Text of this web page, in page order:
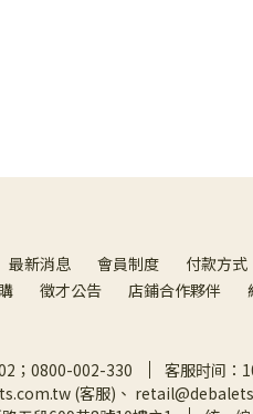
最新消息 會員制度 付款方式
徵才公告 店鋪合作夥伴
；0800-002-330
客服时间：
(客服)、